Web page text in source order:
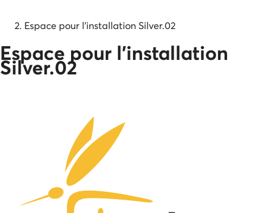
Espace pour l'installation Silver.02
Espace pour l'installation
Silver.02